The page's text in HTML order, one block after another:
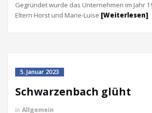
Gegründet wurde das Unternehmen im Jahr
Eltern Horst und Marie-Luise [Weiterlesen]
5. Januar 2023
Schwarzenbach glüht
in Allgemein